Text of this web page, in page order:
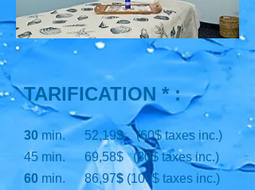
TARIFICATION * :
30 min. 52,19$ (60$taxes inc.)
45 min. 69,58$ (80$ taxes inc.)
60 min. 86,97$ (100$ taxes inc.)